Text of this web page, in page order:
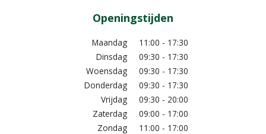
Openingstijden
Maandag
11:00 - 17:30
Dinsdag
09:30 - 17:30
Woensdag
09:30 - 17:30
Donderdag
09:30 - 17:30
Vrijdag
09:30 - 20:00
Zaterdag
09:00 - 17:00
Zondag
11:00 - 17:00